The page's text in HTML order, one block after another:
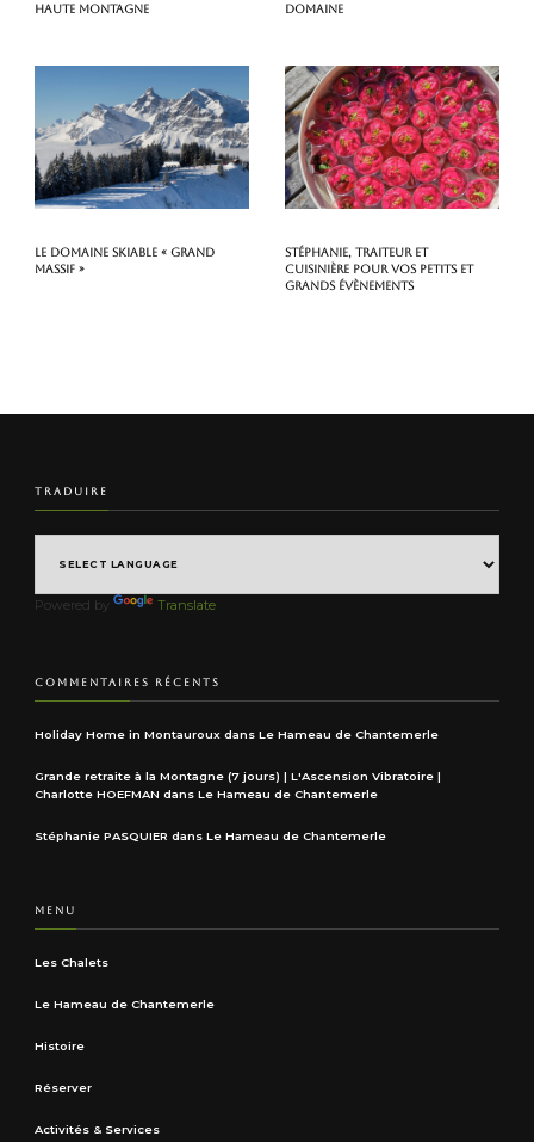
haute montagne
domaine
Le domaine skiable « Grand
Massif »
Stéphanie, traiteur et
cuisinière pour vos petits et
grands évènements
TRADUIRE
Powered by Translate
COMMENTAIRES RÉCENTS
Holiday Home in Montauroux dans Le Hameau de Chantemerle
Grande retraite à la Montagne (7 jours) | L'Ascension Vibratoire |
Charlotte HOEFMAN dans Le Hameau de Chantemerle
Stéphanie PASQUIER dans Le Hameau de Chantemerle
MENU
Les Chalets
Le Hameau de Chantemerle
Histoire
Réserver
Activités & Services